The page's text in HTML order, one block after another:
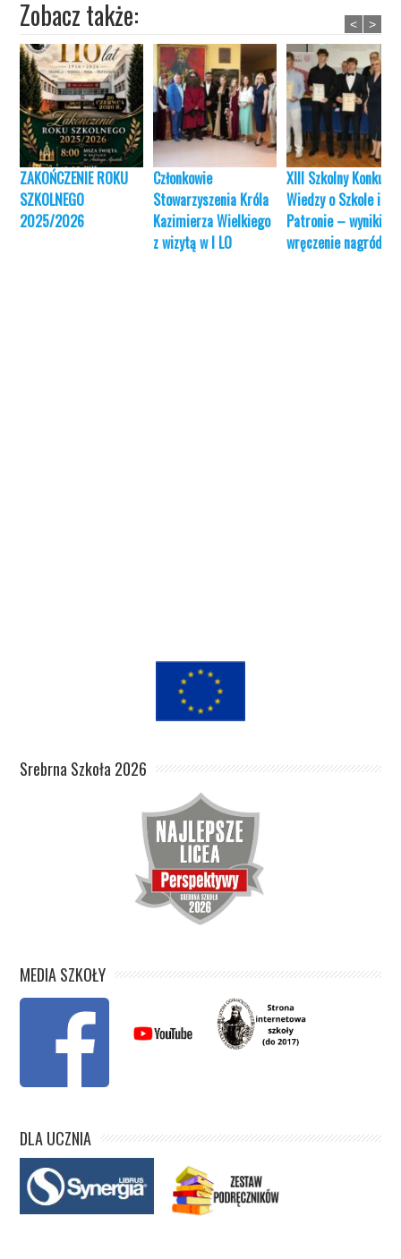
Zobacz także:
ZAKOŃCZENIE ROKU
SZKOLNEGO
2025/2026
Członkowie
Stowarzyszenia Króla
Kazimierza Wielkiego
z wizytą w I LO
XIII Szkolny Konkurs
Wiedzy o Szkole i jej
Patronie – wyniki i
wręczenie nagród
< >
Srebrna Szkoła 2026
MEDIA SZKOŁY
DLA UCZNIA